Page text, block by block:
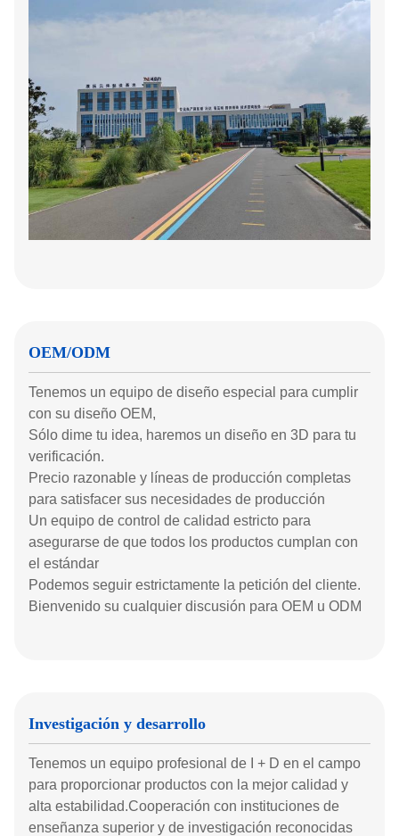
OEM/ODM
Tenemos un equipo de diseño especial para cumplir
con su diseño OEM,
Sólo dime tu idea, haremos un diseño en 3D para tu
verificación.
Precio razonable y líneas de producción completas
para satisfacer sus necesidades de producción
Un equipo de control de calidad estricto para
asegurarse de que todos los productos cumplan con
el estándar
Podemos seguir estrictamente la petición del cliente.
Bienvenido su cualquier discusión para OEM u ODM
Investigación y desarrollo
Tenemos un equipo profesional de I + D en el campo
para proporcionar productos con la mejor calidad y
alta estabilidad.Cooperación con instituciones de
enseñanza superior y de investigación reconocidas